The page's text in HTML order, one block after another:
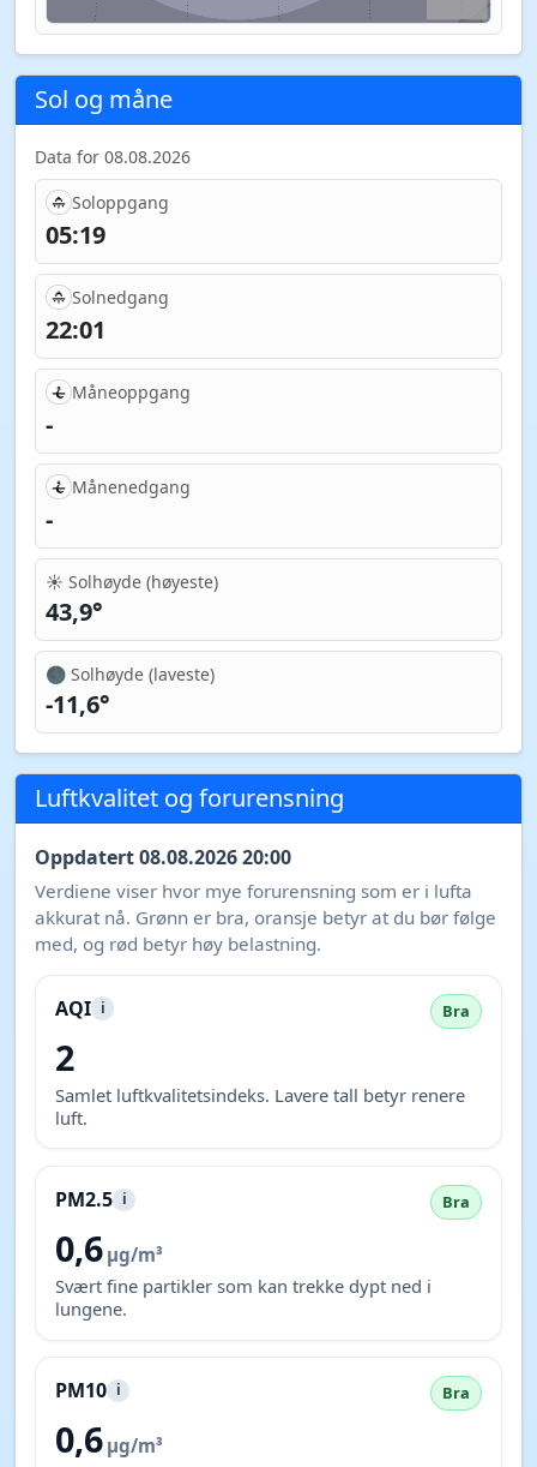
Sol og måne
Data for 08.08.2026
Soloppgang
05:19
Solnedgang
22:01
Måneoppgang
-
Månenedgang
-
☀️ Solhøyde (høyeste)
43,9°
🌑 Solhøyde (laveste)
-11,6°
Luftkvalitet og forurensning
Oppdatert 08.08.2026 20:00
Verdiene viser hvor mye forurensning som er i lufta
akkurat nå. Grønn er bra, oransje betyr at du bør følge
med, og rød betyr høy belastning.
AQI i Bra
2
Samlet luftkvalitetsindeks. Lavere tall betyr renere
luft.
PM2.5 i Bra
0,6 µg/m³
Svært fine partikler som kan trekke dypt ned i
lungene.
PM10 i Bra
0,6 µg/m³